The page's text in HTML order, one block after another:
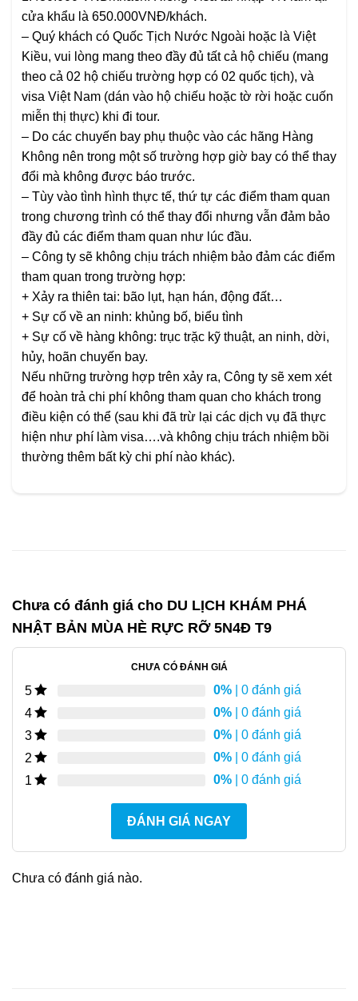
cửa khẩu là 650.000VNĐ/khách.
– Quý khách có Quốc Tịch Nước Ngoài hoặc là Việt
Kiều, vui lòng mang theo đầy đủ tất cả hộ chiếu (mang
theo cả 02 hộ chiếu trường hợp có 02 quốc tịch), và
visa Việt Nam (dán vào hộ chiếu hoặc tờ rời hoặc cuốn
miễn thị thực) khi đi tour.
– Do các chuyến bay phụ thuộc vào các hãng Hàng
Không nên trong một số trường hợp giờ bay có thể thay
đổi mà không được báo trước.
– Tùy vào tình hình thực tế, thứ tự các điểm tham quan
trong chương trình có thể thay đổi nhưng vẫn đảm bảo
đầy đủ các điểm tham quan như lúc đầu.
– Công ty sẽ không chịu trách nhiệm bảo đảm các điểm
tham quan trong trường hợp:
+ Xảy ra thiên tai: bão lụt, hạn hán, động đất…
+ Sự cố về an ninh: khủng bố, biểu tình
+ Sự cố về hàng không: trục trặc kỹ thuật, an ninh, dời,
hủy, hoãn chuyến bay.
Nếu những trường hợp trên xảy ra, Công ty sẽ xem xét
để hoàn trả chi phí không tham quan cho khách trong
điều kiện có thể (sau khi đã trừ lại các dịch vụ đã thực
hiện như phí làm visa….và không chịu trách nhiệm bồi
thường thêm bất kỳ chi phí nào khác).
Chưa có đánh giá cho DU LỊCH KHÁM PHÁ
NHẬT BẢN MÙA HÈ RỰC RỠ 5N4Đ T9
CHƯA CÓ ĐÁNH GIÁ
5 0% | 0 đánh giá
4
0% | 0 đánh giá
3
0% | 0 đánh giá
2
0% | 0 đánh giá
1
0% | 0 đánh giá
ĐÁNH GIÁ NGAY
Chưa có đánh giá nào.